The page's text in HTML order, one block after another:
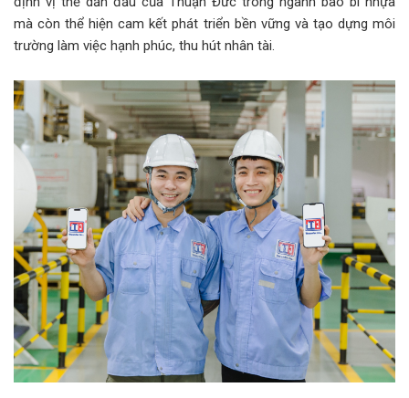
mà còn thể hiện cam kết phát triển bền vững và tạo dựng môi
trường làm việc hạnh phúc, thu hút nhân tài.